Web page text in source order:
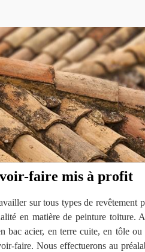
faire mis à profit
sur tous types de revêtement
en matière de peinture toiture.
bac acier, en terre cuite, en tôle
faire. Nous effectuerons au